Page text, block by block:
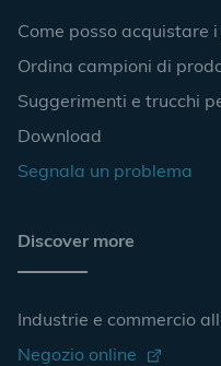
Come posso acquistare
Ordina campioni di
Suggerimenti e trucchi
Download
Segnala un problema
Discover more
Industrie e commercio
Negozio online